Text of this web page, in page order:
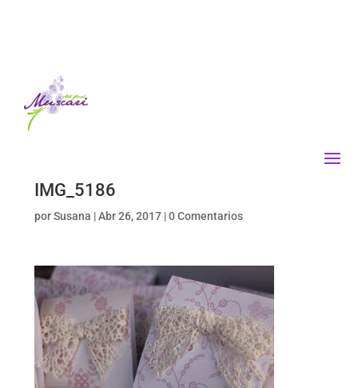
IMG_5186
porSusana |Abr 26, 2017|0 Comentarios